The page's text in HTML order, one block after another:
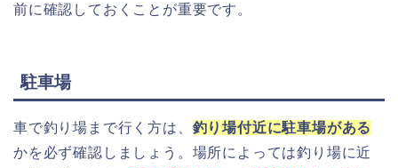
前に確認しておくことが重要です。
駐車場
車で釣り場まで行く方は、 釣り場付近に駐車場がある
かを必ず確認しましょう。場所によっては釣り場に近